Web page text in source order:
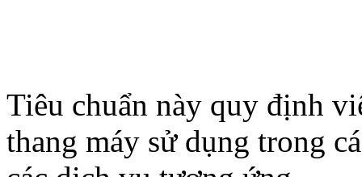
Tiêu chuẩn này quy định
thang máy sử dụng trong